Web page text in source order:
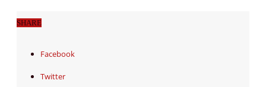
SHARE
Facebook
Twitter